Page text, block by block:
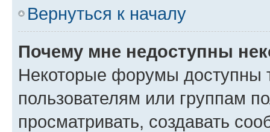
Вернуться к началу
Почему мне недоступны
Некоторые форумы доступны
пользователям или группам
просматривать, создавать